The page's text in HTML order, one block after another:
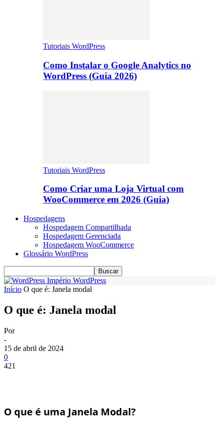
Tutoriais WordPress
Como Instalar o Google Analytics no
WordPress (Guia 2026)
Tutoriais WordPress
Como Criar uma Loja Virtual com
WooCommerce em 2026 (Guia)
Hospedagens
Hospedagem Compartilhada
Hospedagem Gerenciada
Hospedagem WooCommerce
Glossário WordPress
Império WordPress
Início O que é: Janela modal
O que é: Janela modal
Por
-
15 de abril de 2024
0
421
O que é uma Janela Modal?